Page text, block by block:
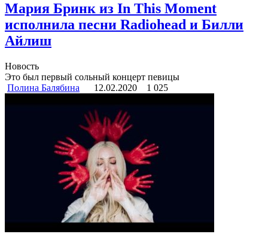
Мария Бринк из In This Moment
исполнила песни Radiohead и Билли
Айлиш
Новость
Это был первый сольный концерт певицы
Полина Балябина
12.02.2020 1 025